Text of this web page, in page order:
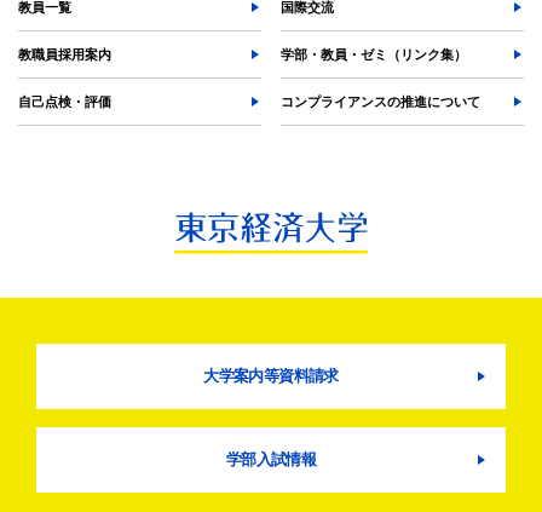
教員一覧 国際交流
教職員採用案内 学部・教員・ゼミ（リンク集）
自己点検・評価 コンプライアンスの推進について
大学案内等資料請求
学部入試情報